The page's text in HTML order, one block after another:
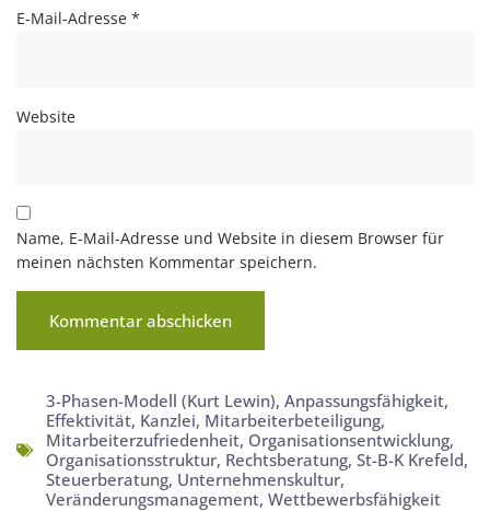
E-Mail-Adresse *
Website
Name, E-Mail-Adresse und Website in diesem Browser für
meinen nächsten Kommentar speichern.
3-Phasen-Modell (Kurt Lewin), Anpassungsfähigkeit,
Effektivität, Kanzlei, Mitarbeiterbeteiligung,
Mitarbeiterzufriedenheit, Organisationsentwicklung,
Organisationsstruktur, Rechtsberatung, St-B-K Krefeld,
Steuerberatung, Unternehmenskultur,
Veränderungsmanagement, Wettbewerbsfähigkeit